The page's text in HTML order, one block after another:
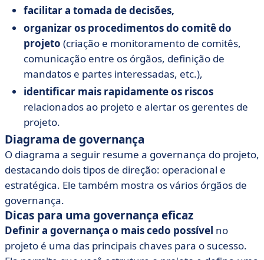
facilitar a tomada de decisões,
organizar os procedimentos do comitê do
projeto (criação e monitoramento de comitês,
comunicação entre os órgãos, definição de
mandatos e partes interessadas, etc.),
identificar mais rapidamente os riscos
relacionados ao projeto e alertar os gerentes de
projeto.
Diagrama de governança
O diagrama a seguir resume a governança do projeto,
destacando dois tipos de direção: operacional e
estratégica. Ele também mostra os vários órgãos de
governança.
Dicas para uma governança eficaz
Definir a governança o mais cedo possível no
projeto é uma das principais chaves para o sucesso.